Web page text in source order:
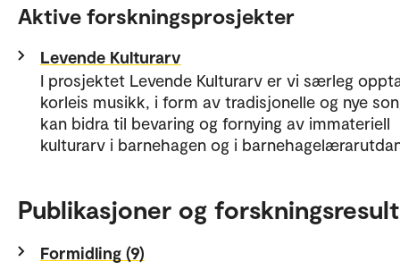
Aktive forskningsprosjekter
Levende Kulturarv
I prosjektet Levende Kulturarv er vi særleg
korleis musikk, i form av tradisjonelle og nye
kan bidra til bevaring og fornying av immateriell
kulturarv i barnehagen og i
Publikasjoner og
Formidling (9)